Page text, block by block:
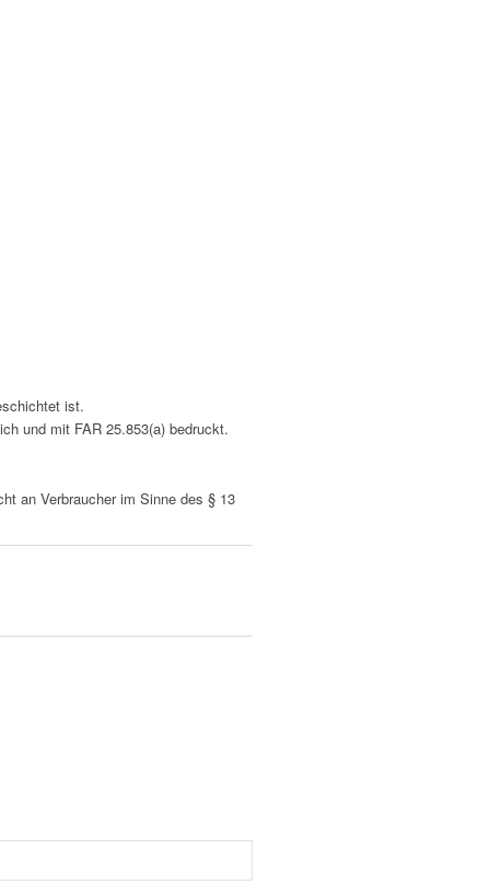
ist.
und mit FAR 25.853(a) bedruckt.
an Verbraucher im Sinne des § 13